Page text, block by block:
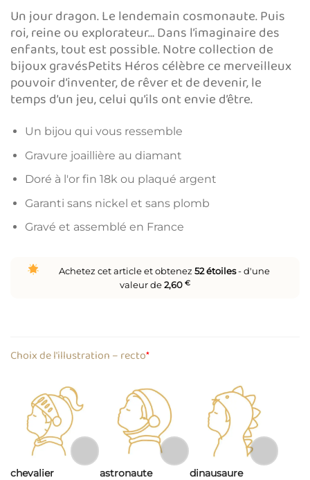
Un jour dragon. Le lendemain cosmonaute. Puis
roi, reine ou explorateur… Dans l’imaginaire des
enfants, tout est possible. Notre collection de
bijoux gravésPetits Héros célèbre ce merveilleux
pouvoir d’inventer, de rêver et de devenir, le
temps d’un jeu, celui qu’ils ont envie d’être.
Un bijou qui vous ressemble
Gravure joaillière au diamant
Doré à l'or fin 18k ou plaqué argent
Garanti sans nickel et sans plomb
Gravé et assemblé en France
Achetez cet article et obtenez 52étoiles- d'une
valeur de2,60 €
*
Choix de l'illustration – recto
chevalier astronaute dinausaure